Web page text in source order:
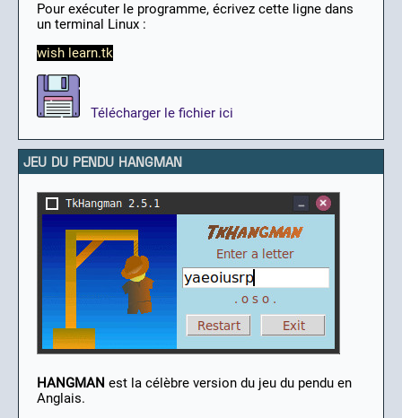
Pour exécuter le programme, écrivez cette ligne dans
un terminal Linux :
wish learn.tk
Télécharger le fichier ici
JEU DU PENDU HANGMAN
HANGMAN est la célèbre version du jeu du pendu en
Anglais.